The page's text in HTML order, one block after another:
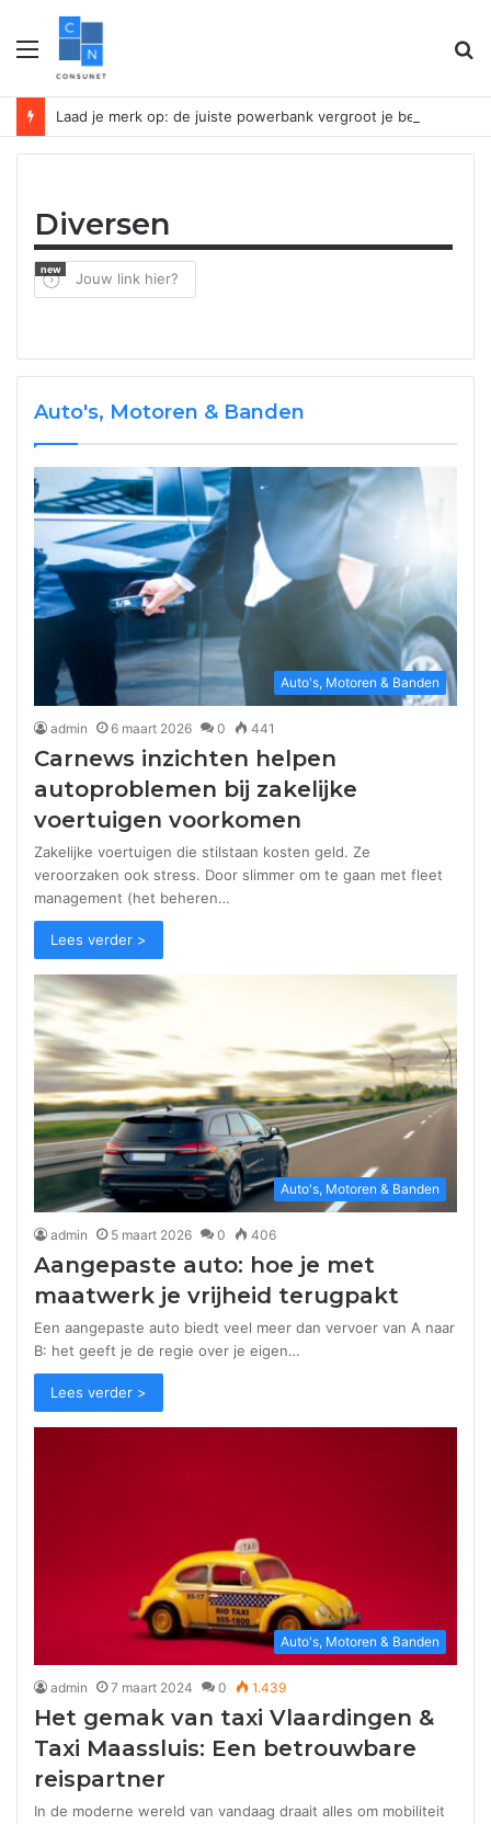
Menu
Diversen
Jouw link hier?
new
Auto's, Motoren & Banden
Auto's, Motoren & Banden
admin 6 maart 2026 0 441
Carnews inzichten helpen
autoproblemen bij zakelijke
voertuigen voorkomen
Zakelijke voertuigen die stilstaan kosten geld. Ze
veroorzaken ook stress. Door slimmer om te gaan met fleet
management (het beheren…
Lees verder >
Auto's, Motoren & Banden
admin 5 maart 2026 0 406
Aangepaste auto: hoe je met
maatwerk je vrijheid terugpakt
Een aangepaste auto biedt veel meer dan vervoer van A naar
B: het geeft je de regie over je eigen…
Lees verder >
Auto's, Motoren & Banden
admin 7 maart 2024 0 1.439
Het gemak van taxi Vlaardingen &
Taxi Maassluis: Een betrouwbare
reispartner
In de moderne wereld van vandaag draait alles om mobiliteit